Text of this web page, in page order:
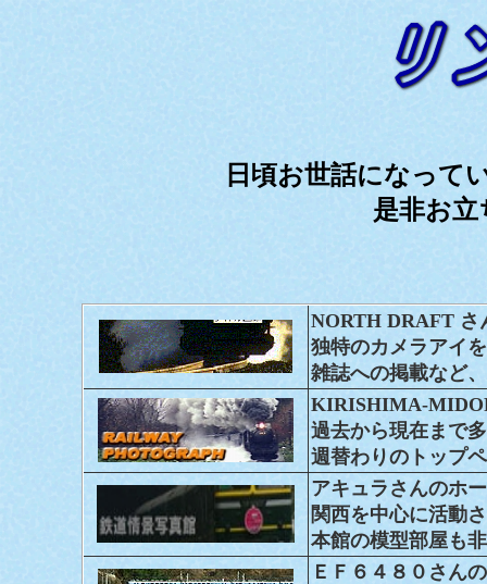
日頃お世話になって
是非お
NORTH DRAFT さ
独特のカメラアイ
雑誌への掲載など
KIRISHIMA-
過去から現在まで
週替わりのトップ
アキュラさんのホ
関西を中心に活動
本館の模型部屋も
ＥＦ６４８０さん